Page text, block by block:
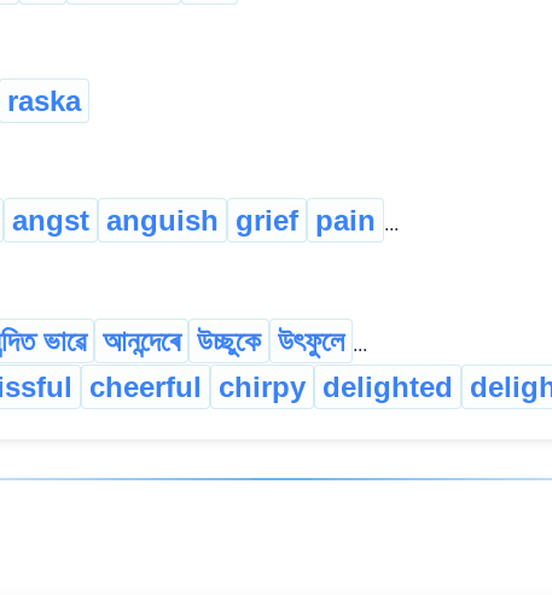
raska
angst anguish grief pain ...
ভাৱে আনন্দেৰে উচ্ছুকে উৎফুলে ...
cheerful chirpy delighted